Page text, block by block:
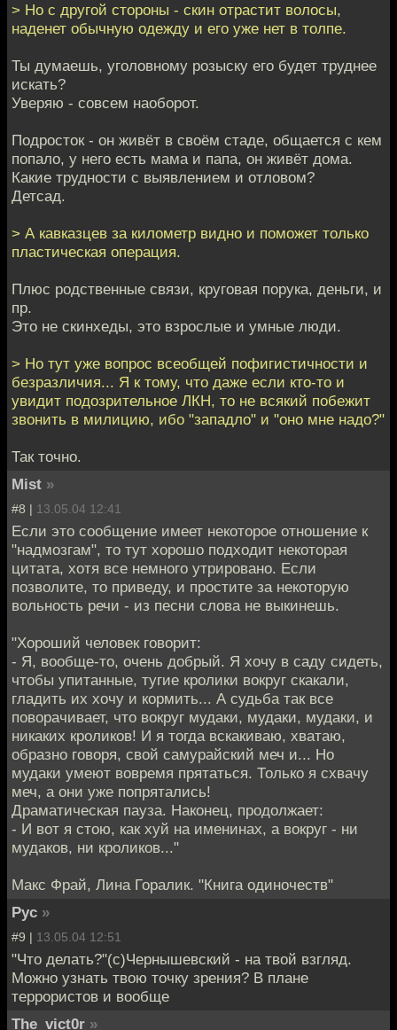
> Но с другой стороны - скин отрастит волосы,
наденет обычную одежду и его уже нет в толпе.
Ты думаешь, уголовному розыску его будет труднее
искать?
Уверяю - совсем наоборот.
Подросток - он живёт в своём стаде, общается с кем
попало, у него есть мама и папа, он живёт дома.
Какие трудности с выявлением и отловом?
Детсад.
> А кавказцев за километр видно и поможет только
пластическая операция.
Плюс родственные связи, круговая порука, деньги, и
пр.
Это не скинхеды, это взрослые и умные люди.
> Но тут уже вопрос всеобщей пофигистичности и
безразличия... Я к тому, что даже если кто-то и
увидит подозрительное ЛКН, то не всякий побежит
звонить в милицию, ибо "западло" и "оно мне надо?"
Так точно.
Mist »
#8 | 13.05.04 12:41
Если это сообщение имеет некоторое отношение к
"надмозгам", то тут хорошо подходит некоторая
цитата, хотя все немного утрировано. Если
позволите, то приведу, и простите за некоторую
вольность речи - из песни слова не выкинешь.
"Хороший человек говорит:
- Я, вообще-то, очень добрый. Я хочу в саду сидеть,
чтобы упитанные, тугие кролики вокруг скакали,
гладить их хочу и кормить... А судьба так все
поворачивает, что вокруг мудаки, мудаки, мудаки, и
никаких кроликов! И я тогда вскакиваю, хватаю,
образно говоря, свой самурайский меч и... Но
мудаки умеют вовремя прятаться. Только я схвачу
меч, а они уже попрятались!
Драматическая пауза. Наконец, продолжает:
- И вот я стою, как хуй на именинах, а вокруг - ни
мудаков, ни кроликов..."
Макс Фрай, Лина Горалик. "Книга одиночеств"
Рус »
#9 | 13.05.04 12:51
"Что делать?"(с)Чернышевский - на твой взгляд.
Можно узнать твою точку зрения? В плане
террористов и вообще
The_vict0r »